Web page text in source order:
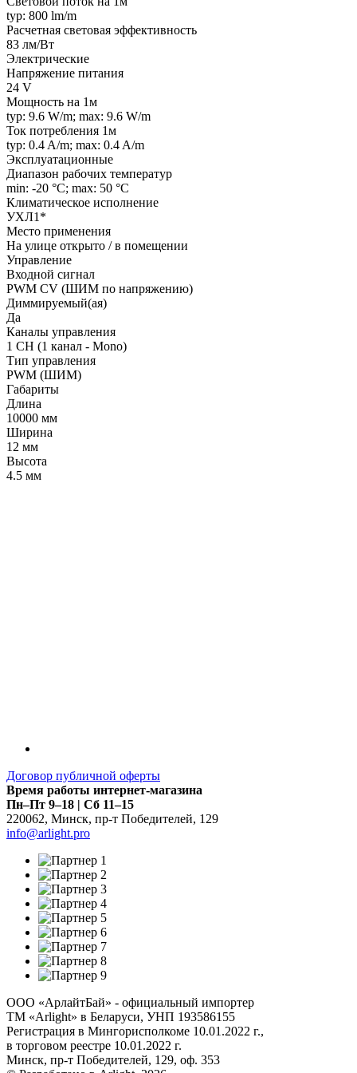
typ: 800 lm/m
Расчетная световая эффективность
83 лм/Вт
Электрические
Напряжение питания
24 V
Мощность на 1м
typ: 9.6 W/m; max: 9.6 W/m
Ток потребления 1м
typ: 0.4 A/m; max: 0.4 A/m
Эксплуатационные
Диапазон рабочих температур
min: -20 °C; max: 50 °C
Климатическое исполнение
УХЛ1*
Место применения
На улице открыто / в помещении
Управление
Входной сигнал
PWM СV (ШИМ по напряжению)
Диммируемый(ая)
Да
Каналы управления
1 CH (1 канал - Mono)
Тип управления
PWM (ШИМ)
Габариты
Длина
10000 мм
Ширина
12 мм
Высота
4.5 мм
Договор публичной оферты
Время работы интернет-магазина
Пн–Пт 9–18 | Сб 11–15
220062, Минск, пр-т Победителей, 129
info@arlight.pro
ООО «АрлайтБай» - официальный импортер
ТМ «Arlight» в Беларуси, УНП 193586155
Регистрация в Мингорисполкоме 10.01.2022 г.,
в торговом реестре 10.01.2022 г.
Минск, пр-т Победителей, 129, оф. 353